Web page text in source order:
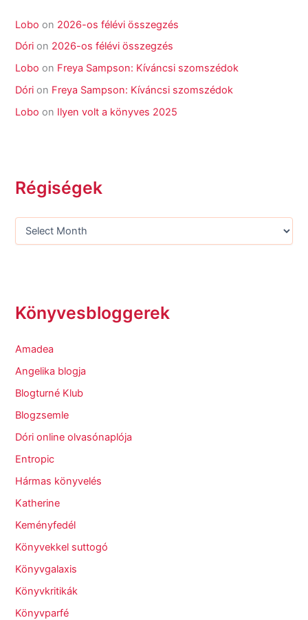
Lobo on 2026-os félévi összegzés
Dóri on 2026-os félévi összegzés
Lobo on Freya Sampson: Kíváncsi szomszédok
Dóri on Freya Sampson: Kíváncsi szomszédok
Lobo on Ilyen volt a könyves 2025
Régiségek
Könyvesbloggerek
Amadea
Angelika blogja
Blogturné Klub
Blogzsemle
Dóri online olvasónaplója
Entropic
Hármas könyvelés
Katherine
Keményfedél
Könyvekkel suttogó
Könyvgalaxis
Könyvkritikák
Könyvparfé